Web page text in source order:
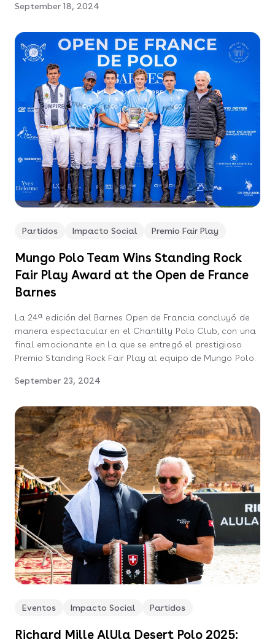
September 18, 2024
Partidos Impacto Social Premio Fair Play
Mungo Polo Team Wins Standing Rock
Fair Play Award at the Open de France
Barnes
La 24ª edición del Barnes Open de Francia concluyó de
manera espectacular en el Chantilly Polo Club, con una
final emocionante en la que se entregó el prestigioso
Premio Standing Rock Fair Play al equipo de Mungo Polo.
September 23, 2024
Eventos Impacto Social Partidos
Richard Mille AlUla Desert Polo 2025: